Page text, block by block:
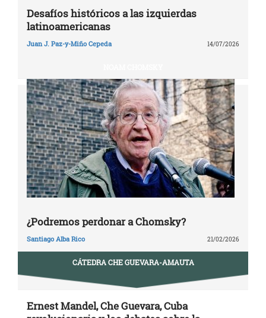
Desafíos históricos a las izquierdas
latinoamericanas
Juan J. Paz-y-Miño Cepeda 14/07/2026
¿Podremos perdonar a Chomsky?
Santiago Alba Rico 21/02/2026
CÁTEDRA CHE GUEVARA-AMAUTA
Ernest Mandel, Che Guevara, Cuba